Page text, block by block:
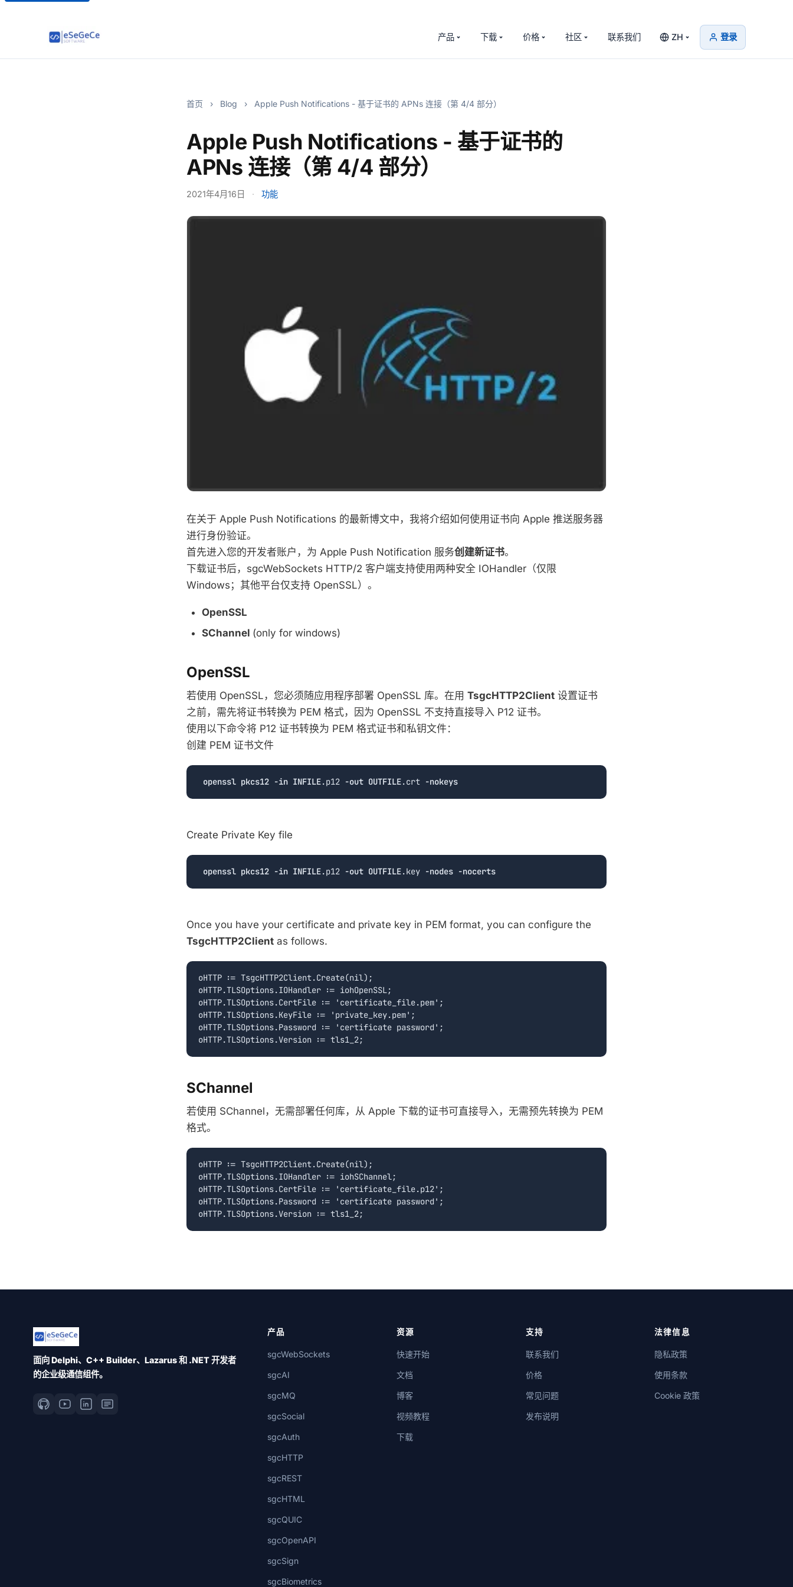
产品 下载 价格 社区 联系我们 ZH 登录
首页 › Blog › Apple Push Notifications - 基于证书的 APNs 连接（第 4/4 部分）
Apple Push Notifications - 基于证书的
APNs 连接（第 4/4 部分）
2021年4月16日 · 功能
在关于 Apple Push Notifications 的最新博文中，我将介绍如何使用证书向 Apple 推送服务器
进行身份验证。
首先进入您的开发者账户，为 Apple Push Notification 服务创建新证书。
下载证书后，sgcWebSockets HTTP/2 客户端支持使用两种安全 IOHandler（仅限
Windows；其他平台仅支持 OpenSSL）。
OpenSSL
SChannel (only for windows)
OpenSSL
若使用 OpenSSL，您必须随应用程序部署 OpenSSL 库。在用 TsgcHTTP2Client 设置证书
之前， 需先将证书转换为 PEM 格式，因为 OpenSSL 不支持直接导入 P12 证书。
使用以下命令将 P12 证书转换为 PEM 格式证书和私钥文件：
创建 PEM 证书文件
openssl pkcs12 -in INFILE.p12 -out OUTFILE.crt -nokeys
Create Private Key file
openssl pkcs12 -in INFILE.p12 -out OUTFILE.key -nodes -nocerts
Once you have your certificate and private key in PEM format, you can configure the
TsgcHTTP2Client as follows.
oHTTP := TsgcHTTP2Client.Create(nil);
oHTTP.TLSOptions.IOHandler := iohOpenSSL;
oHTTP.TLSOptions.CertFile := 'certificate_file.pem';
oHTTP.TLSOptions.KeyFile := 'private_key.pem';
oHTTP.TLSOptions.Password := 'certificate password';
SChannel
若使用 SChannel，无需部署任何库，从 Apple 下载的证书可直接导入，无需预先转换为 PEM
格式。
oHTTP := TsgcHTTP2Client.Create(nil);
oHTTP.TLSOptions.IOHandler := iohSChannel;
oHTTP.TLSOptions.CertFile := 'certificate_file.p12';
oHTTP.TLSOptions.Password := 'certificate password';
面向 Delphi、C++ Builder、Lazarus 和 .NET 开发者
的企业级通信组件。
产品
sgcWebSockets
sgcAI
sgcMQ
sgcSocial
sgcAuth
sgcHTTP
sgcREST
sgcHTML
sgcQUIC
sgcOpenAPI
sgcSign
sgcBiometrics
资源
快速开始
文档
博客
视频教程
下载
支持
联系我们
价格
常见问题
发布说明
法律信息
隐私政策
使用条款
Cookie 政策